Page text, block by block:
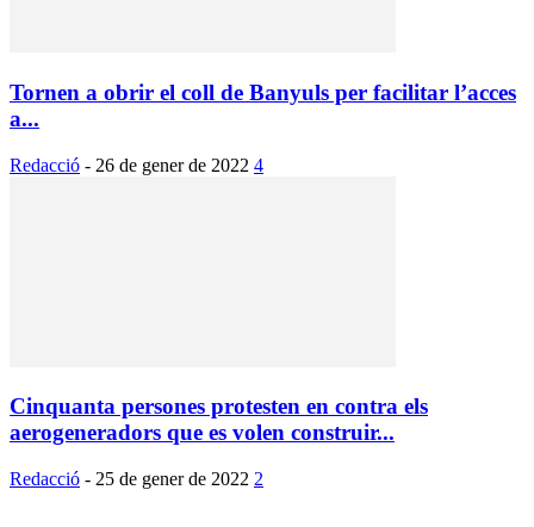
Tornen a obrir el coll de Banyuls per facilitar l’acces
a...
Redacció - 26 de gener de 2022 4
Cinquanta persones protesten en contra els
aerogeneradors que es volen construir...
Redacció - 25 de gener de 2022 2